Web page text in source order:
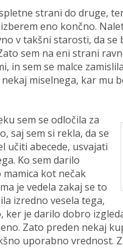
strani do druge,
eno končno.
v takšni starosti, da
sem na eni strani
in sem se malce
miselnega, kar mu
sem se odločila za
saj sem si rekla, da se
učiti abecede, usvajati
Ko sem darilo
kot nečak
je vedela zakaj se to
izredno vesela tega,
ker je darilo dobro
Zato preden nekaj
uporabno vrednost.